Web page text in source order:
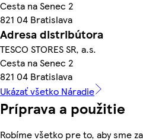
Cesta na Senec 2
821 04 Bratislava
Adresa distribútora
TESCO STORES SR, a.s.
Cesta na Senec 2
821 04 Bratislava
Ukázať všetko Náradie
Príprava a použitie
Robíme všetko pre to, aby sme